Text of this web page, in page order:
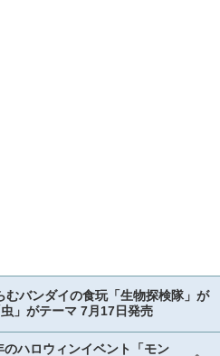
むバンダイの食玩「生物探検隊」が
」がテーマ 7月17日発売
ハロウィンイベント「モン